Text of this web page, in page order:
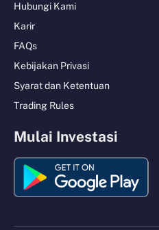
Hubungi Kami
Karir
FAQs
Kebijakan Privasi
Syarat dan Ketentuan
Trading Rules
Mulai Investasi